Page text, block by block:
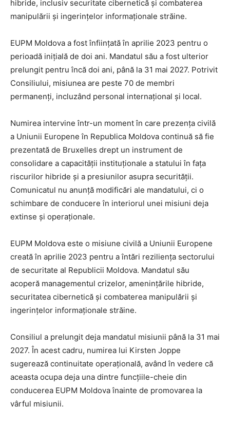
hibride, inclusiv securitate cibernetică și combaterea
manipulării și ingerințelor informaționale străine.
EUPM Moldova a fost înființată în aprilie 2023 pentru o
perioadă inițială de doi ani. Mandatul său a fost ulterior
prelungit pentru încă doi ani, până la 31 mai 2027. Potrivit
Consiliului, misiunea are peste 70 de membri
permanenți, incluzând personal internațional și local.
Numirea intervine într-un moment în care prezența civilă
a Uniunii Europene în Republica Moldova continuă să fie
prezentată de Bruxelles drept un instrument de
consolidare a capacității instituționale a statului în fața
riscurilor hibride și a presiunilor asupra securității.
Comunicatul nu anunță modificări ale mandatului, ci o
schimbare de conducere în interiorul unei misiuni deja
extinse și operaționale.
EUPM Moldova este o misiune civilă a Uniunii Europene
creată în aprilie 2023 pentru a întări reziliența sectorului
de securitate al Republicii Moldova. Mandatul său
acoperă managementul crizelor, amenințările hibride,
securitatea cibernetică și combaterea manipulării și
ingerințelor informaționale străine.
Consiliul a prelungit deja mandatul misiunii până la 31 mai
2027. În acest cadru, numirea lui Kirsten Joppe
sugerează continuitate operațională, având în vedere că
aceasta ocupa deja una dintre funcțiile-cheie din
conducerea EUPM Moldova înainte de promovarea la
vârful misiunii.